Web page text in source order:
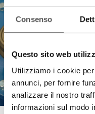
Consenso
Questo sito web
Utilizziamo i cookie
annunci, per fornire
analizzare il nostro
informazioni sul modo